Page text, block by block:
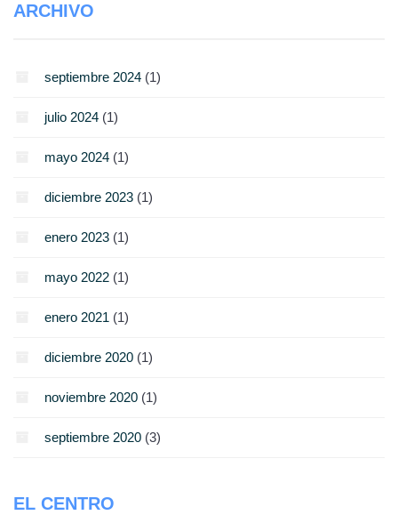
ARCHIVO
septiembre 2024 (1)
julio 2024 (1)
mayo 2024 (1)
diciembre 2023 (1)
enero 2023 (1)
mayo 2022 (1)
enero 2021 (1)
diciembre 2020 (1)
noviembre 2020 (1)
septiembre 2020 (3)
EL CENTRO